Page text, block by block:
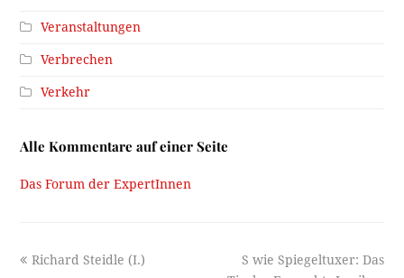
Veranstaltungen
Verbrechen
Verkehr
Alle Kommentare auf einer Seite
Das Forum der ExpertInnen
previous
Richard Steidle (I.)
next
S wie Spiegeltuxer: Das